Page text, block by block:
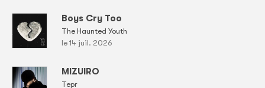
Boys Cry Too
The Haunted Youth
le 14 juil. 2026
MIZUIRO
Tepr